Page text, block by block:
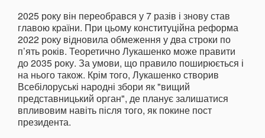
2025 року він переобрався у 7 разів і знову став
главою країни. При цьому конституційна реформа
2022 року відновила обмеження у два строки по
п’ять років. Теоретично Лукашенко може правити
до 2035 року. За умови, що правило поширюється і
на нього також. Крім того, Лукашенко створив
Всебілоруські народні збори як "вищий
представницький орган", де планує залишатися
впливовим навіть після того, як покине пост
президента.